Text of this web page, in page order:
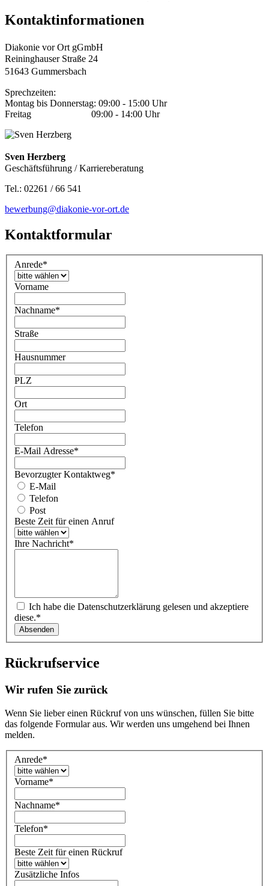
Kontaktinformationen
Diakonie vor Ort gGmbH
Reininghauser Straße 24
51643 Gummersbach
Sprechzeiten:
Montag bis Donnerstag: 09:00 - 15:00 Uhr
Freitag 09:00 - 14:00 Uhr
Sven Herzberg
Geschäftsführung / Karriereberatung
Tel.: 02261 / 66 541
bewerbung@diakonie-vor-ort.de
Kontaktformular
Anrede*
Vorname
Nachname*
Straße
Hausnummer
PLZ
Ort
Telefon
E-Mail Adresse*
Bevorzugter Kontaktweg*
E-Mail
Telefon
Post
Beste Zeit für einen Anruf
Ihre Nachricht*
Ich habe die Datenschutzerklärung gelesen und akzeptiere
diese.*
Absenden
Rückrufservice
Wir rufen Sie zurück
Wenn Sie lieber einen Rückruf von uns wünschen, füllen Sie bitte
das folgende Formular aus. Wir werden uns umgehend bei Ihnen
melden.
Anrede*
Vorname*
Nachname*
Telefon*
Beste Zeit für einen Rückruf
Zusätzliche Infos